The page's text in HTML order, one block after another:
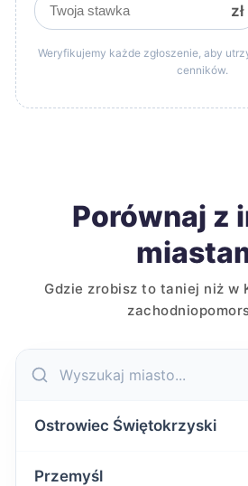
zł
Weryfikujemy każde zgłoszenie, aby
cenników.
Porównaj z
Gdzie zrobisz to taniej niż w
Ostrowiec Świętokrzyski
Przemyśl